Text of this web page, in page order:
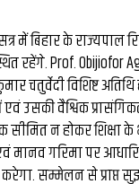
में बिहार के
रहेंगे. Prof. Obijiofor
चतुर्वेदी विशिष्ट
एवं उसकी वैश्विक
न होकर शिक्षा के
मानव गरिमा पर
सम्मेलन से प्राप्त